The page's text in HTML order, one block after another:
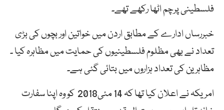
فلسطینی پرچم اٹھا رکھے تھے۔
خبررساں ادارے کے مطابق اردن میں خواتین اور بچوں کی بڑی
تعداد نے بھی مظلوم فلسطینیوں کی حمایت میں مظاہرہ کیا ۔
مظاہرین کی تعداد ہزاروں میں بتائی گئی ہے۔
امریکہ نے اعلان کیا تھا کہ 14 مئی2018 کو وہ اپنا سفارت